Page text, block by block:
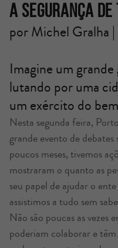
A segurança
por Michel Gralha
Imagine um
lutando por uma
um exército do bem
Nesta segunda feira,
grande evento de
poucos meses, tivemos
mostraram o quanto as
seu papel de ajudar o
assistimos a tudo sem
Não são poucas as vezes
poderiam colaborar e